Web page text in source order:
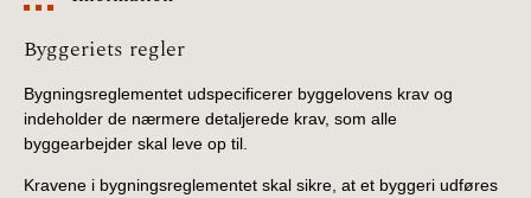
Information
Byggeriets regler
Bygningsreglementet udspecificerer byggelovens krav og
indeholder de nærmere detaljerede krav, som alle
byggearbejder skal leve op til.
Kravene i bygningsreglementet skal sikre, at et byggeri udføres